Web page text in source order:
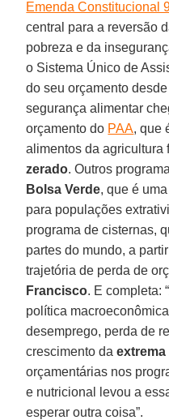
Emenda Constitucional
central para a reversão
pobreza e da
o Sistema Único de
do seu orçamento
segurança alimentar
orçamento do PAA, que
alimentos da agricultura
zerado. Outros
Bolsa Verde, que é
para populações
programa de cisternas,
partes do mundo, a
trajetória de perda de
Francisco. E completa:
política
desemprego, perda de
crescimento da
orçamentárias nos
e nutricional levou a
esperar outra coisa”.